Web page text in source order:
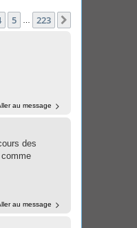
5 223
au message
des
au message